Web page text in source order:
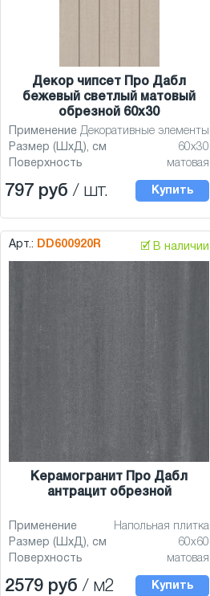
Декор чипсет Про Дабл
бежевый светлый матовый
обрезной 60x30
Применение Декоративные элементы
Размер (ШхД), см
60x30
Поверхность
матовая
797 руб / шт. Купить
Арт.: DD600920R 🗹 В наличии
Керамогранит Про Дабл
антрацит обрезной
Применение
Напольная плитка
Размер (ШхД), см
60x60
Поверхность
матовая
2579 руб / м2 Купить